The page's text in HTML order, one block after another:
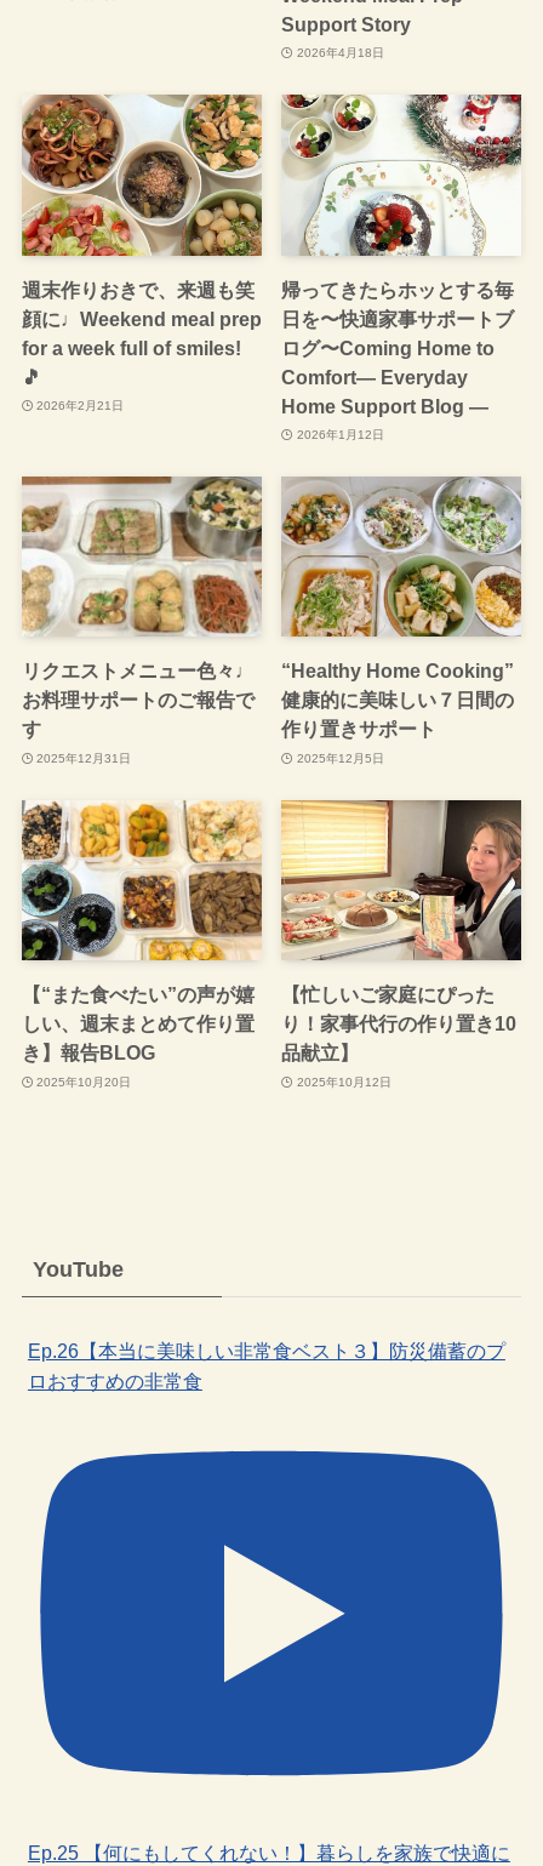
Support Story
2026年4月18日
週末作りおきで、来週も笑
顔に♩Weekend meal prep
for a week full of smiles!
🎵
2026年2月21日
帰ってきたらホッとする毎
日を〜快適家事サポートブ
ログ〜Coming Home to
Comfort— Everyday
Home Support Blog —
2026年1月12日
リクエストメニュー色々♩
お料理サポートのご報告で
す
2025年12月31日
“Healthy Home Cooking”
健康的に美味しい７日間の
作り置きサポート
2025年12月5日
【“また食べたい”の声が嬉
しい、週末まとめて作り置
き】報告BLOG
2025年10月20日
【忙しいご家庭にぴった
り！家事代行の作り置き10
品献立】
2025年10月12日
YouTube
Ep.26【本当に美味しい非常食ベスト３】防災備蓄のプ
ロおすすめの非常食
Ep.25 【何にもしてくれない！】暮らしを家族で快適に